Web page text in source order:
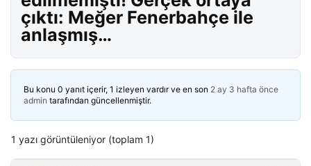
çıktı: Meğer Fenerbahçe ile
anlaşmış…
Bu konu 0 yanıt içerir, 1 izleyen vardır ve en son 2 ay 3 hafta önce
admin tarafından güncellenmiştir.
1 yazı görüntüleniyor (toplam 1)